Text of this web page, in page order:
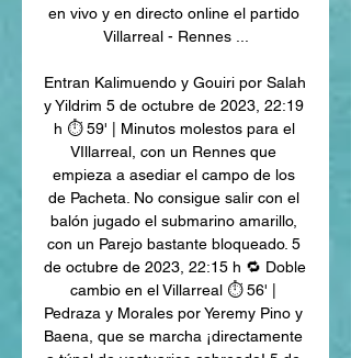
en vivo y en directo online el partido
Villarreal - Rennes ...
Entran Kalimuendo y Gouiri por Salah
y Yildrim 5 de octubre de 2023, 22:19
h ⏱ 59' | Minutos molestos para el
VIllarreal, con un Rennes que
empieza a asediar el campo de los
de Pacheta. No consigue salir con el
balón jugado el submarino amarillo,
con un Parejo bastante bloqueado. 5
de octubre de 2023, 22:15 h 🔁 Doble
cambio en el Villarreal ⏱ 56' |
Pedraza y Morales por Yeremy Pino y
Baena, que se marcha ¡directamente